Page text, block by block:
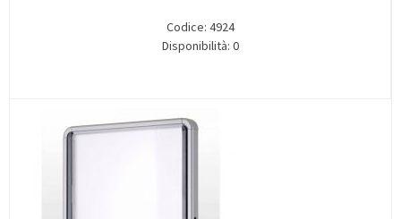
Codice: 4924
Disponibilità: 0